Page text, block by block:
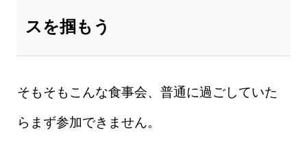
スを掴もう
そもそもこんな食事会、普通に過ごしていた
らまず参加できません。